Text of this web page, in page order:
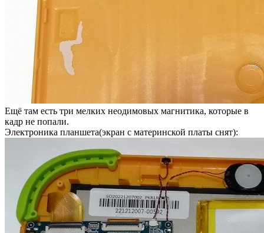
Ещё там есть три мелких неодимовых магнитика, которые в
кадр не попали.
Электроника планшета(экран с материнской платы снят):